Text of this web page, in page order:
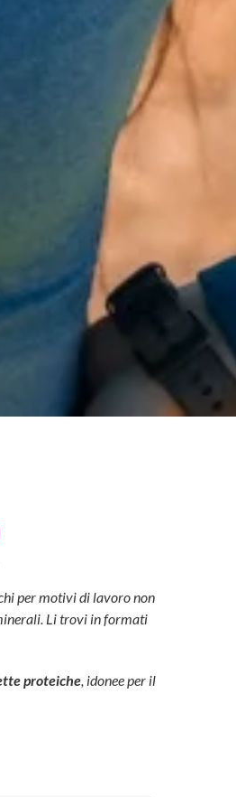
per motivi di lavoro non
Li trovi in formati
proteiche, idonee per il